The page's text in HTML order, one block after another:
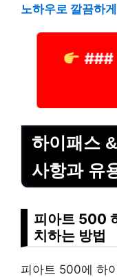
노하우로 깔끔하
###
하이패스
사항과 유
피아트 500
치하는 방법
피아트 500에 하